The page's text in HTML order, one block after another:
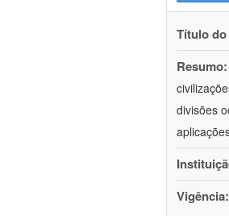
Título
Resumo:
divisões
Vigência: